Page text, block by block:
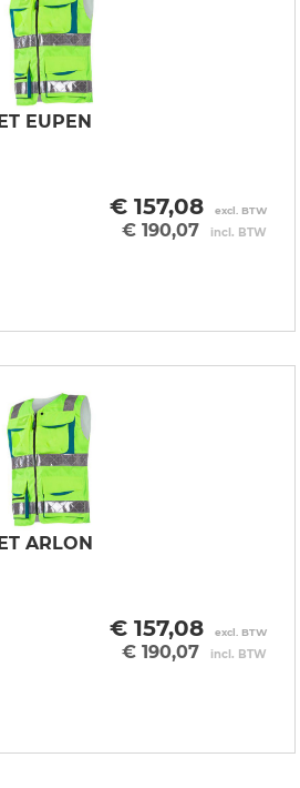
EUPEN
€ 157,08 excl. BTW
€ 190,07 incl. BTW
ARLON
€ 157,08 excl. BTW
€ 190,07 incl. BTW